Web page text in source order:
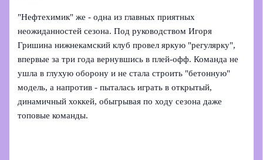
"Нефтехимик" же - одна из главных приятных
неожиданностей сезона. Под руководством Игоря
Гришина нижнекамский клуб провел яркую "регулярку",
впервые за три года вернувшись в плей-офф. Команда не
ушла в глухую оборону и не стала строить "бетонную"
модель, а напротив - пыталась играть в открытый,
динамичный хоккей, обыгрывая по ходу сезона даже
топовые команды.